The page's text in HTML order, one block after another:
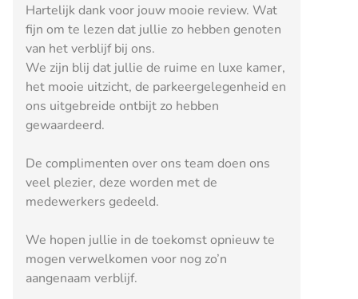
Hartelijk dank voor jouw mooie review. Wat
fijn om te lezen dat jullie zo hebben genoten
van het verblijf bij ons.
We zijn blij dat jullie de ruime en luxe kamer,
het mooie uitzicht, de parkeergelegenheid en
ons uitgebreide ontbijt zo hebben
gewaardeerd.
De complimenten over ons team doen ons
veel plezier, deze worden met de
medewerkers gedeeld.
We hopen jullie in de toekomst opnieuw te
mogen verwelkomen voor nog zo’n
aangenaam verblijf.